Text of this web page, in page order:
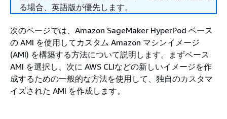
る場合、英語版が優先します。
次のページでは、Amazon SageMaker HyperPod ベース
の AMI を使用してカスタム Amazon マシンイメージ
(AMI) を構築する方法について説明します。まずベース
AMI を選択し、次に AWS CLIなどの新しいイメージを作
成するための一般的な方法を使用して、独自のカスタマ
イズされた AMI を作成します。